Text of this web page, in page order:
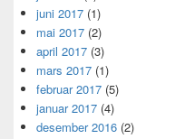
juni 2017 (1)
mai 2017 (2)
april 2017 (3)
mars 2017 (1)
februar 2017 (5)
januar 2017 (4)
desember 2016 (2)